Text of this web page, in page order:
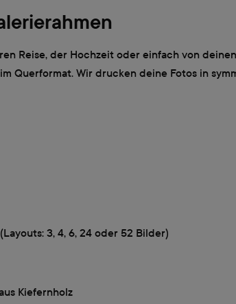
Reise, der Hochzeit oder einfach von
Querformat. Wir drucken deine Fotos in
3, 4, 6, 24 oder 52 Bilder)
Kiefernholz